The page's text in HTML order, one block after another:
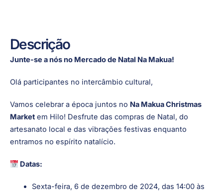
Descrição
Junte-se a nós no Mercado de Natal Na Makua!
Olá participantes no intercâmbio cultural,
Vamos celebrar a época juntos no Na Makua Christmas
Market em Hilo! Desfrute das compras de Natal, do
artesanato local e das vibrações festivas enquanto
entramos no espírito natalício.
Datas:
Sexta-feira, 6 de dezembro de 2024, das 14:00 às